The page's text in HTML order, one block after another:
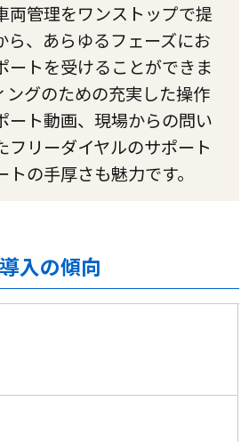
両管理をワンストップで提
ら、あらゆるフェーズにお
ートを受けることができま
ングのための充実した操作
ート動画、現場からの問い
フリーダイヤルのサポート
の手厚さも魅力です。
導入の傾向